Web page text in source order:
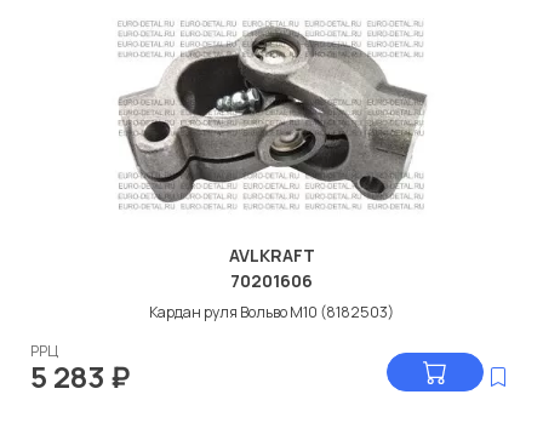
AVLKRAFT
70201606
Кардан руля Вольво М10 (8182503)
РРЦ
5 283 ₽